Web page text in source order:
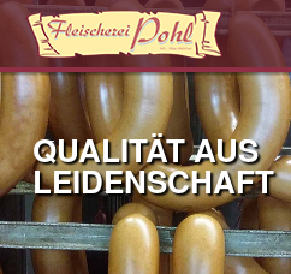
QUALITÄT AUS
LEIDENSCHAFT